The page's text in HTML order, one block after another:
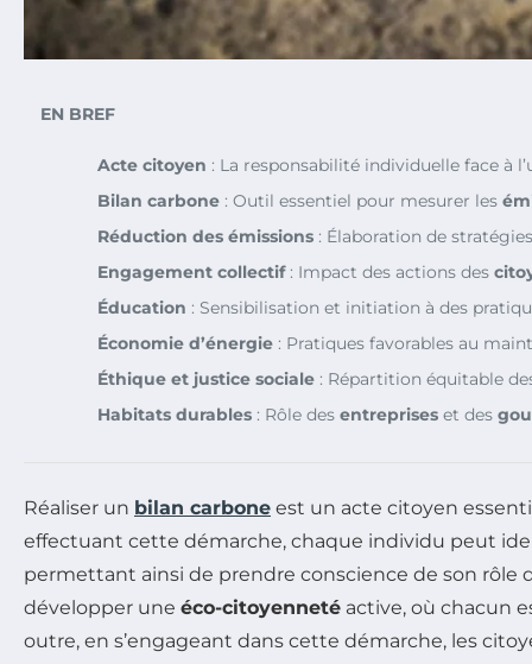
EN BREF
Acte citoyen : La responsabilité individuelle face à
Bilan carbone : Outil essentiel pour mesurer les
Réduction des émissions : Élaboration de
Engagement collectif: Impact des actions des
Éducation : Sensibilisation et initiation à des
Économie d’énergie : Pratiques favorables au
Éthique et justice sociale : Répartition équitable
Habitats durables : Rôle des entreprises et des
Réaliser un bilan carbone est un acte citoyen
effectuant cette démarche, chaque individu peut
permettant ainsi de prendre conscience de son rôle
développer une éco-citoyenneté active, où chacun
outre, en s’engageant dans cette démarche, les